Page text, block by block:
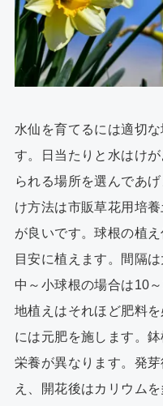
水仙を育てるには適切
す。日当たりと水はけ
られる場所を選んであ
け方法は市販草花用培
が良いです。球根の植
目安に植えます。間隔
中～小球根の場合は10
地植えはそれほど肥料
には元肥を施します。
栄養が異なります。発
え、開花後はカリウム